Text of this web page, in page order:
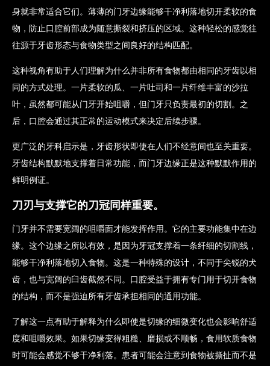
身就非常适合它们。薄薄的门牙边缘能够干净利落地切开柔软的食
物，防止口腔前部成为随意撕裂和挤压的区域。这种轻松的感觉往
往源于牙齿形态与食物类型之间良好的结构匹配。
这种视角有助于人们理解为什么并非所有食物都由相同的牙齿以相
同的方式处理。一片柔软的瓜、一片吐司和一片纤维丰富的沙拉
叶，虽然都可能从门牙开始咀嚼，但门牙只负责最初的切割。之
后，口腔会通过其正常的运动模式来决定后续步骤。
更广泛的牙科启示是，牙齿形状即使在人们不经意间也至关重要。
牙齿结构默默地支撑着日常功能，而门牙边缘正是这种默默作用的
鲜明例证。
刀刃与支撑它的刀冠同样重要。
门牙并不需要宽阔的咀嚼面才能发挥作用。它的主要功能集中在边
缘。这个边缘之所以有效，是因为牙冠支撑着一条纤细的切割线，
能够干净利落地切入食物。这是一种特殊的设计，不同于尖锐的犬
齿，也与宽阔的臼齿截然不同。口腔受益于拥有专门用于切开食物
的结构，而不是强迫所有牙齿承担相同的通用功能。
了解这一点有助于解释为什么即使是切缘的细微变化也会影响舒适
度和咀嚼效果。如果切缘变得粗糙、磨损或不顺畅，食用软质食物
时可能会感觉不够干净利落。患者可能会注意到食物被撕扯而不是